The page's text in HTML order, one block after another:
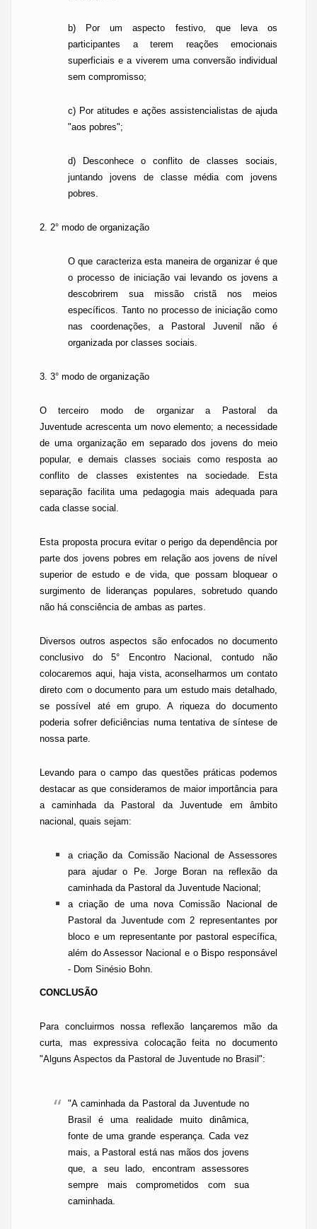
b) Por um aspecto festivo, que leva os
participantes a terem reações emocionais
superficiais e a viverem uma conversão individual
sem compromisso;
c) Por atitudes e ações assistencialistas de ajuda
"aos pobres";
d) Desconhece o conflito de classes sociais,
juntando jovens de classe média com jovens
pobres.
2. 2° modo de organização
O que caracteriza esta maneira de organizar é que
o processo de iniciação vai levando os jovens a
descobrirem sua missão cristã nos meios
específicos. Tanto no processo de iniciação como
nas coordenações, a Pastoral Juvenil não é
organizada por classes sociais.
3. 3° modo de organização
O terceiro modo de organizar a
Pastoral da
Juventude acrescenta um novo elemento; a necessidade
de uma organização em separado dos jovens do meio
popular, e demais classes sociais como resposta ao
conflito de classes existentes na sociedade. Esta
separação facilita uma pedagogia mais adequada para
cada classe social.
Esta proposta procura evitar o perigo da dependência por
parte dos jovens pobres em relação aos jovens de nível
superior de estudo e de vida, que possam bloquear o
surgimento de lideranças populares, sobretudo quando
não há consciência de ambas as partes.
Diversos outros aspectos são enfocados no documento
conclusivo do 5° Encontro Nacional, contudo não
colocaremos aqui, haja vista, aconselharmos um contato
direto com o documento para um estudo mais detalhado,
se possível até em grupo. A riqueza do documento
poderia sofrer deficiências numa tentativa de síntese de
nossa parte.
Levando para o campo das questões práticas podemos
destacar as que consideramos de maior importância para
a caminhada da
Pastoral da Juventude em âmbito
nacional, quais sejam:
a criação da Comissão Nacional de Assessores
para ajudar o
Pe. Jorge Boran na reflexão da
caminhada da Pastoral da Juventude Nacional;
a criação de uma nova Comissão Nacional de
Pastoral da Juventudecom 2 representantes por
bloco e um representante por pastoral específica,
além do Assessor Nacional e o Bispo responsável
- Dom Sinésio Bohn.
CONCLUSÃO
Para concluirmos nossa reflexão lançaremos mão da
curta, mas expressiva colocação feita no documento
"Alguns Aspectos da Pastoral de Juventude no Brasil":
"A caminhada da Pastoral da Juventude no
Brasil é uma realidade muito dinâmica,
fonte de uma grande esperança. Cada vez
mais, a Pastoral está nas mãos dos jovens
que, a seu lado, encontram assessores
sempre mais comprometidos com sua
caminhada.